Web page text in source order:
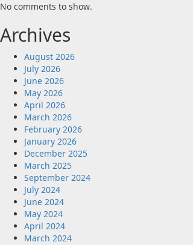
वैष्णो
के
खड़े
हैं”
No comments to show.
Archives
August 2026
July 2026
June 2026
May 2026
April 2026
March 2026
February 2026
January 2026
December 2025
March 2025
September 2024
July 2024
June 2024
May 2024
April 2024
March 2024